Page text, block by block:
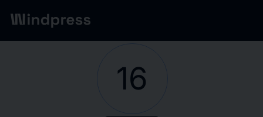
Red Empresas
16